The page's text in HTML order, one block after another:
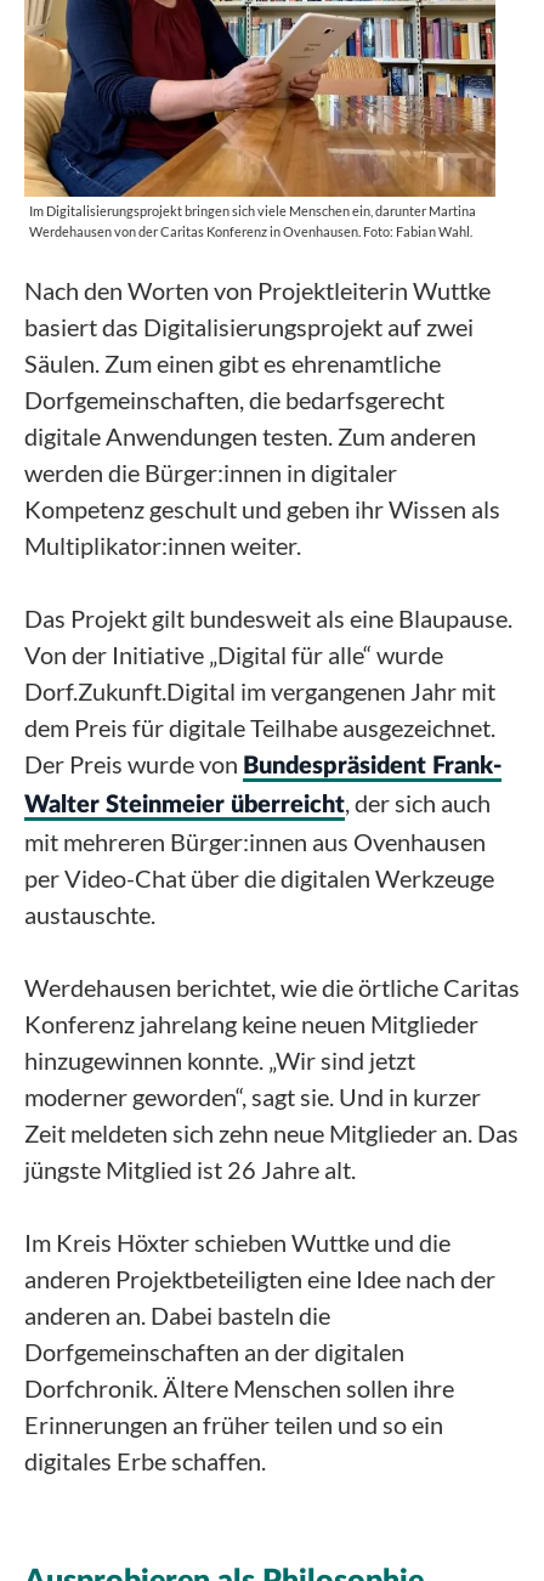
Im Digitalisierungsprojekt bringen sich viele Menschen ein, darunter Martina
Werdehausen von der Caritas Konferenz in Ovenhausen. Foto: Fabian Wahl.
Nach den Worten von Projektleiterin Wuttke
basiert das Digitalisierungsprojekt auf zwei
Säulen. Zum einen gibt es ehrenamtliche
Dorfgemeinschaften, die bedarfsgerecht
digitale Anwendungen testen. Zum anderen
werden die Bürger:innen in digitaler
Kompetenz geschult und geben ihr Wissen als
Multiplikator:innen weiter.
Das Projekt gilt bundesweit als eine Blaupause.
Von der Initiative „Digital für alle“ wurde
Dorf.Zukunft.Digital im vergangenen Jahr mit
dem Preis für digitale Teilhabe ausgezeichnet.
Der Preis wurde von Bundespräsident Frank-
Walter Steinmeier überreicht, der sich auch
mit mehreren Bürger:innen aus Ovenhausen
per Video-Chat über die digitalen Werkzeuge
austauschte.
Werdehausen berichtet, wie die örtliche Caritas
Konferenz jahrelang keine neuen Mitglieder
hinzugewinnen konnte. „Wir sind jetzt
moderner geworden“, sagt sie. Und in kurzer
Zeit meldeten sich zehn neue Mitglieder an. Das
jüngste Mitglied ist 26 Jahre alt.
Im Kreis Höxter schieben Wuttke und die
anderen Projektbeteiligten eine Idee nach der
anderen an. Dabei basteln die
Dorfgemeinschaften an der digitalen
Dorfchronik. Ältere Menschen sollen ihre
Erinnerungen an früher teilen und so ein
digitales Erbe schaffen.